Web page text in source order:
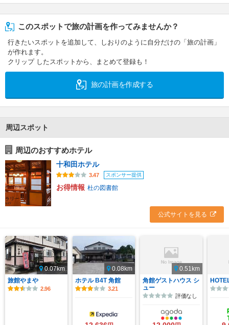
このスポットで旅の計画を作ってみませんか？
行きたいスポットを追加して、しおりのように自分だけの「旅の計画」
が作れます。
クリップ したスポットから、まとめて登録も！
旅の計画を作成する
周辺スポット
周辺のおすすめホテル
十和田ホテル
3.47 スポンサー提供
お得情報 杜の図書館
公式サイトを見る
0.07km
旅館やまや
2.96
0.08km
ホテル B4T 角館
3.21
0.51km
角館ゲストハウス シ
ュー
評価なし